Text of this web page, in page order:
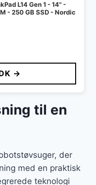
L14 Gen 1 - 14" -
- 250 GB SSD - Nordic
→
til en
der
med en praktisk
teknologi